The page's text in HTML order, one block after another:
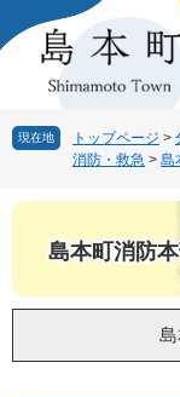
ー
。
ニ
て
へ
現在地 トップページ >
消防・救急 > 島
島本町消防